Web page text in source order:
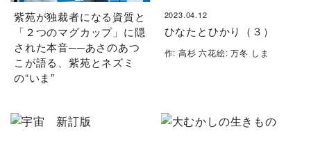
紫苑が独裁者になる資質と
「２つのマグカップ」に隠
された本音──あさのあつ
こが語る、紫苑とネズミ
の“いま”
2023.04.12
ひなたとひかり（３）
作: 高杉 六花絵: 万冬 しま